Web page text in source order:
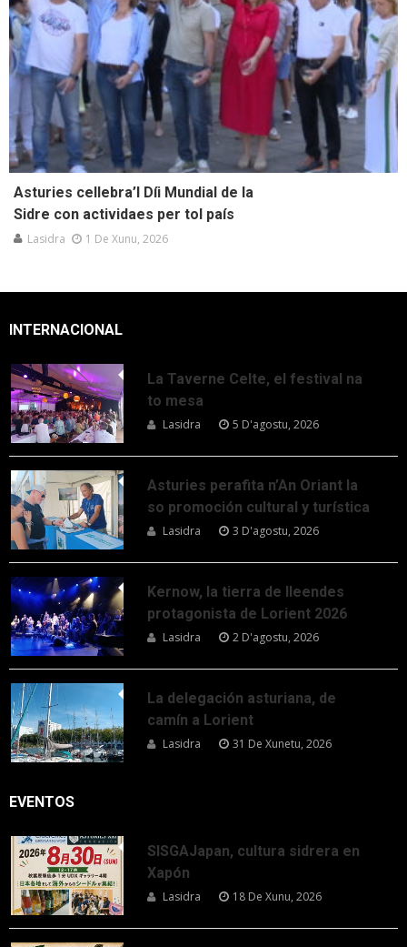
Asturies cellebra’l Díi Mundial de la
Sidre con actividaes per tol país
Lasidra 1 De Xunu, 2026
INTERNACIONAL
La Taverne Celte, el festival na
to mesa
Lasidra 5 D'agostu, 2026
Asturies perafita n’An Oriant la
so promoción cultural y turística
Lasidra 3 D'agostu, 2026
Kernow, la tierra de lleendes
protagonista de Lorient 2026
Lasidra 2 D'agostu, 2026
La delegación asturiana, de
camín a Lorient
Lasidra 31 De Xunetu, 2026
EVENTOS
SISGAJapan, cultura sidrera en
Xapón
Lasidra 18 De Xunu, 2026